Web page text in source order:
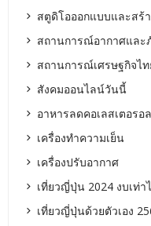
สตูดิโอออกแบบและสร้
สถานการณ์อากาศและ
สถานการณ์เศรษฐกิจไ
สังคมออนไลน์วันนี้
อาหารลดคอเลสเตอรอล
เครื่องทำความเย็น
เครื่องปรับอากาศ
เที่ยวญี่ปุ่น 2024 งบเท่า
เที่ยวญี่ปุ่นด้วยตัวเอง